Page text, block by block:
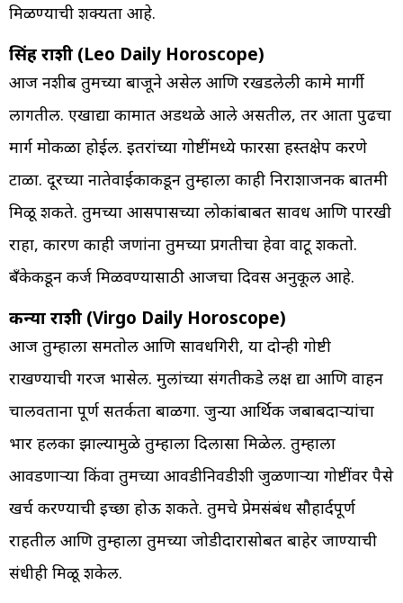
मिळण्याची शक्यता आहे.
सिंह राशी (Leo Daily Horoscope)
आज नशीब तुमच्या बाजूने असेल आणि रखडलेली कामे मार्गी
लागतील. एखाद्या कामात अडथळे आले असतील, तर आता पुढचा
मार्ग मोकळा होईल. इतरांच्या गोष्टींमध्ये फारसा हस्तक्षेप करणे
टाळा. दूरच्या नातेवाईकाकडून तुम्हाला काही निराशाजनक बातमी
मिळू शकते. तुमच्या आसपासच्या लोकांबाबत सावध आणि पारखी
राहा, कारण काही जणांना तुमच्या प्रगतीचा हेवा वाटू शकतो.
बँकेकडून कर्ज मिळवण्यासाठी आजचा दिवस अनुकूल आहे.
कन्या राशी (Virgo Daily Horoscope)
आज तुम्हाला समतोल आणि सावधगिरी, या दोन्ही गोष्टी
राखण्याची गरज भासेल. मुलांच्या संगतीकडे लक्ष द्या आणि वाहन
चालवताना पूर्ण सतर्कता बाळगा. जुन्या आर्थिक जबाबदाऱ्यांचा
भार हलका झाल्यामुळे तुम्हाला दिलासा मिळेल. तुम्हाला
आवडणाऱ्या किंवा तुमच्या आवडीनिवडीशी जुळणाऱ्या गोष्टींवर पैसे
खर्च करण्याची इच्छा होऊ शकते. तुमचे प्रेमसंबंध सौहार्दपूर्ण
राहतील आणि तुम्हाला तुमच्या जोडीदारासोबत बाहेर जाण्याची
संधीही मिळू शकेल.